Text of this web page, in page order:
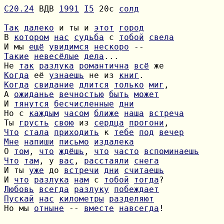
С20.24 ВДВ 1991 I5 20с солд
Так далеко и ты и этот
город
В котором нас судьба с тобой
свела
И мы ещё увидимся нескоро
Такие
невесёлые дела
Не так разлука романтична всё
Когда её узнаешь не из книг
Когда
свидание длится только миг
А ожиданье вечностью быть может
И тянутся бесчисленные дни
Но с каждым часом ближе наша
встреча
Ты
грусть свою из сердца прогони
Что
стала приходить к тебе под
вечер
Мне
напиши письмо
издалека
О том , что ждёшь , что часто
вспоминаешь
Что
там , у вас , расстаяли
снега
И ты уже до встречи дни
считаешь
И что разлука нам с тобой тогда
Любовь
всегда разлуку
побеждает
Пускай
нас километры
разделяют
Но мы отныне -- вместе навсегда !